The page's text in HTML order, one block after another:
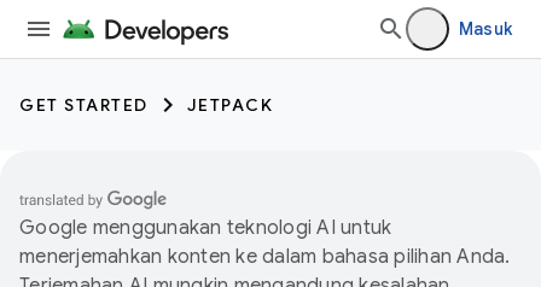
Masuk
GET STARTED JETPACK
Google menggunakan teknologi AI untuk
menerjemahkan konten ke dalam bahasa pilihan Anda.